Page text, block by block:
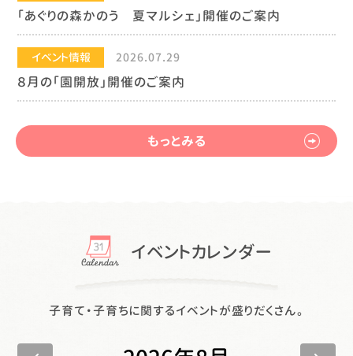
「あぐりの森かのう 夏マルシェ」開催のご案内
イベント情報 2026.07.29
８月の「園開放」開催のご案内
もっとみる
イベントカレンダー
子育て・子育ちに関するイベントが盛りだくさん。